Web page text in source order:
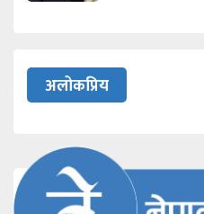
अलोकप्रिय